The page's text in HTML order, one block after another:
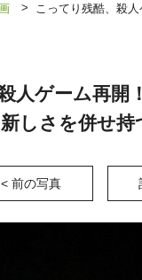
> こってり残酷、殺
人ゲーム再開
新しさを併せ
< 前の写真